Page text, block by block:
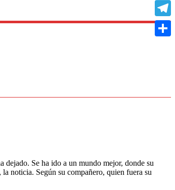
Se ha ido a un mundo mejor, donde su
noticia. Según su compañero, quien fuera su
Copy
Link